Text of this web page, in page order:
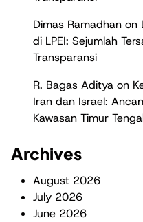
Dimas Ramadhan on
di LPEI: Sejumlah
Transparansi
R. Bagas Aditya on
Iran dan Israel:
Kawasan Timur
Archives
August 2026
July 2026
June 2026